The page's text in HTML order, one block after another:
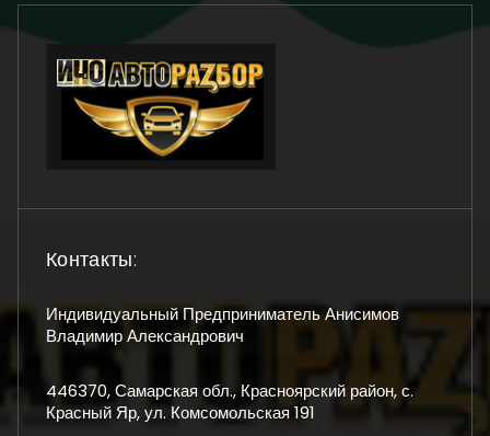
Контакты:
Индивидуальный Предприниматель Анисимов
Владимир Александрович
446370, Самарская обл., Красноярский район, с.
Красный Яр, ул. Комсомольская 191